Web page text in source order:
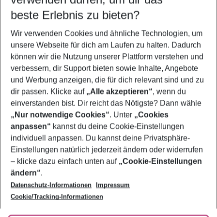
5-8 Nächte
2 Erwachsene Keine Kinder
Mehr Filter anzeigen
Footer
Footer navigation
Über uns
AGB
Bestpreisgarantie
Cookie-Einstellungen ändern
Cookie-Richtlinie
Agenturbetreuung
Barrierefreies Reisen
Folge uns
beste Erlebnis zu bieten?
Wir verwenden Cookies und ähnliche Technologien, um
unsere Webseite für dich am Laufen zu halten. Dadurch
können wir die Nutzung unserer Plattform verstehen und
verbessern, dir Support bieten sowie Inhalte, Angebote
und Werbung anzeigen, die für dich relevant sind und zu
dir passen. Klicke auf „Alle akzeptieren“, wenn du
einverstanden bist. Dir reicht das Nötigste? Dann wähle
„Nur notwendige Cookies“. Unter „Cookies
anpassen“ kannst du deine Cookie-Einstellungen
individuell anpassen. Du kannst deine Privatsphäre-
Einstellungen natürlich jederzeit ändern oder widerrufen
– klicke dazu einfach unten auf „Cookie-Einstellungen
ändern“.
Datenschutz-Informationen
Impressum
Cookie/Tracking-Informationen